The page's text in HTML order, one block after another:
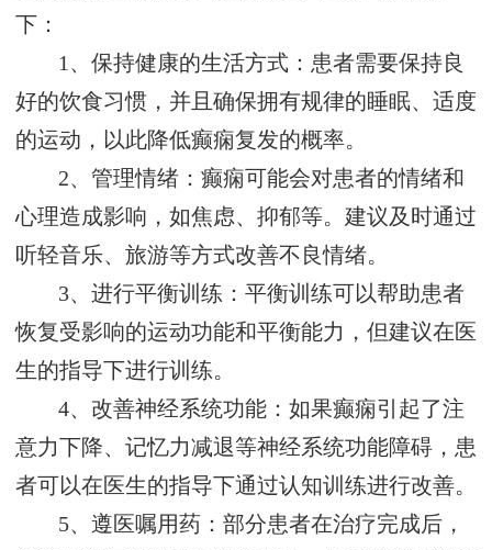
下：
1、保持健康的生活方式：患者需要保持良
好的饮食习惯，并且确保拥有规律的睡眠、适度
的运动，以此降低癫痫复发的概率。
2、管理情绪：癫痫可能会对患者的情绪和
心理造成影响，如焦虑、抑郁等。建议及时通过
听轻音乐、旅游等方式改善不良情绪。
3、进行平衡训练：平衡训练可以帮助患者
恢复受影响的运动功能和平衡能力，但建议在医
生的指导下进行训练。
4、改善神经系统功能：如果癫痫引起了注
意力下降、记忆力减退等神经系统功能障碍，患
者可以在医生的指导下通过认知训练进行改善。
5、遵医嘱用药：部分患者在治疗完成后，